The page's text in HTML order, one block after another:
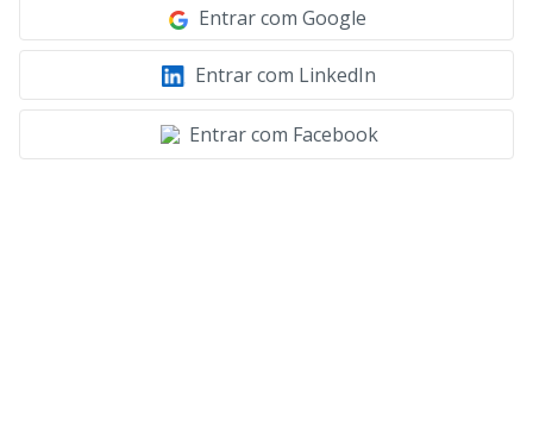
Entrar com Google
Entrar com LinkedIn
Entrar com Facebook